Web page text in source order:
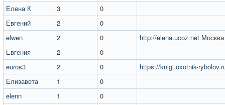
Елена К
3
0
Евгений
2
0
elwen
2 0 http://elena.ucoz.net Москва
Евгения
2
0
euros3
2 0
https://knigi.oxotnik-
Елизавета
1
0
elenn
1
0